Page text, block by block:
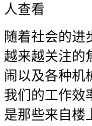
人查看
随着社会的进
越来越关注的
闹以及各种机
我们的工作效
是那些来自楼